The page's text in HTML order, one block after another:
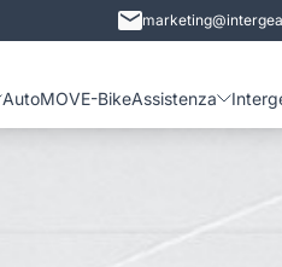
AutoMOVE-BikeAssistenza